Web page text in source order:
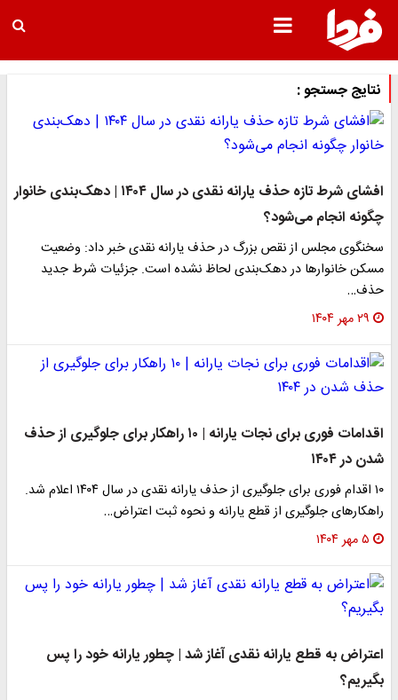
نتایج جستجو :
افشای شرط تازه حذف یارانه نقدی در سال ۱۴۰۴ | دهک‌بندی خانوار
چگونه انجام می‌شود؟
سخنگوی مجلس از نقص بزرگ در حذف یارانه نقدی خبر داد: وضعیت
مسکن خانوارها در دهک‌بندی لحاظ نشده است. جزئیات شرط جدید
حذف…
۲۹ مهر ۱۴۰۴
اقدامات فورى برای نجات یارانه | ۱۰ راهکار برای جلوگیری از حذف
شدن در ۱۴۰۴
۱۰ اقدام فوری برای جلوگیری از حذف یارانه نقدی در سال ۱۴۰۴ اعلام شد.
راهکارهای جلوگیری از قطع یارانه و نحوه ثبت اعتراض…
۵ مهر ۱۴۰۴
اعتراض به قطع یارانه نقدی آغاز شد | چطور یارانه خود را پس
بگیریم؟